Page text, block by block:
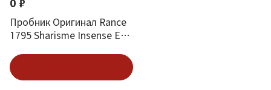
0 ₽
Пробник Оригинал Rance
1795 Sharisme Insense Eau